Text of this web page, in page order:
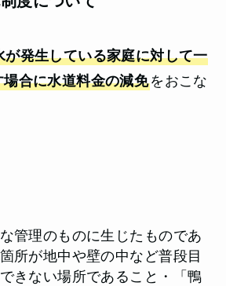
が発生している家庭に対して一
合に水道料金の減免をおこな
管理のものに生じたものであ
所が地中や壁の中など普段目
きない場所であること・「鴨